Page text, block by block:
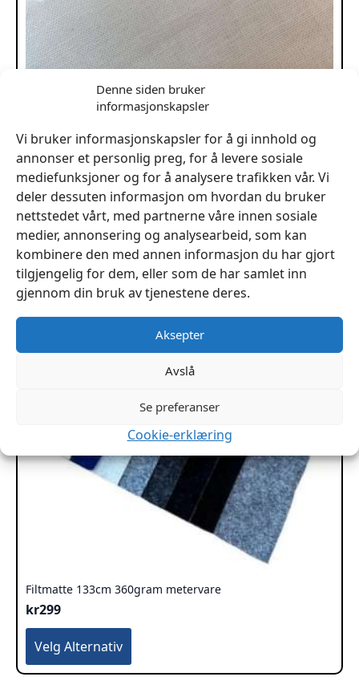
Denne siden bruker
informasjonskapsler
Vi bruker informasjonskapsler for å gi innhold og
annonser et personlig preg, for å levere sosiale
mediefunksjoner og for å analysere trafikken vår. Vi
deler dessuten informasjon om hvordan du bruker
nettstedet vårt, med partnerne våre innen sosiale
medier, annonsering og analysearbeid, som kan
kombinere den med annen informasjon du har gjort
tilgjengelig for dem, eller som de har samlet inn
gjennom din bruk av tjenestene deres.
Aksepter
Avslå
Se preferanser
Cookie-erklæring
Bomull Bleket – Lakenduk 145gr 160cm – pr. meter
kr179
Legg I Handlekurv
Filtmatte 133cm 360gram metervare
kr299
Velg Alternativ
produktet
har